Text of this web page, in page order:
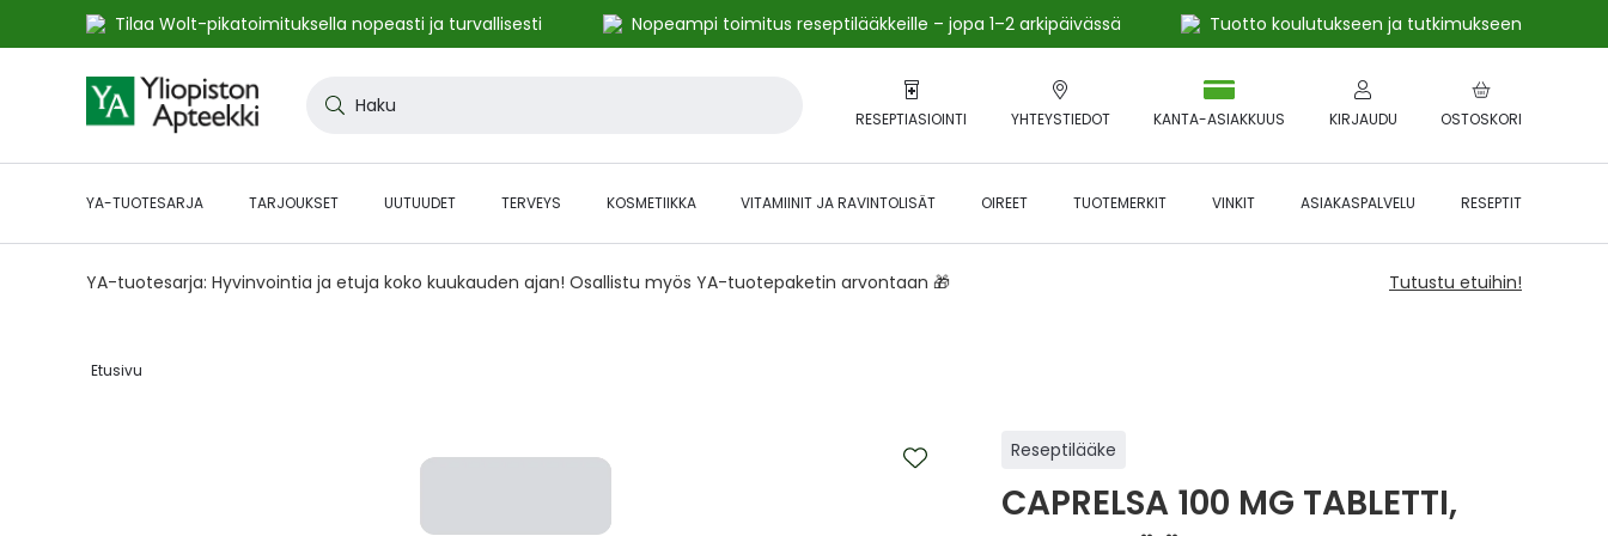
Tilaa Wolt-pikatoimituksella nopeasti ja turvallisesti Nopeampi toimitus reseptilääkkeille – jopa 1–2 arkipäivässä
Tuotto koulutukseen ja tutkimukseen
to
Content
RESEPTIASIOINTI YHTEYSTIEDOT OSTOSKORI
KANTA-ASIAKKUUS KIRJAUDU
YA-TUOTESARJA TARJOUKSET UUTUUDET TERVEYS KOSMETIIKKA VITAMIINIT JA RAVINTOLISÄT OIREET TUOTEMERKIT VINKIT ASIAKASPALVELU RESEPTIT
YA-tuotesarja: Hyvinvointia ja etuja koko kuukauden ajan! Osallistu myös YA-tuotepaketin arvontaan 🎁 Tutustu etuihin!
Etusivu‎
Reseptilääke
CAPRELSA 100 MG TABLETTI,